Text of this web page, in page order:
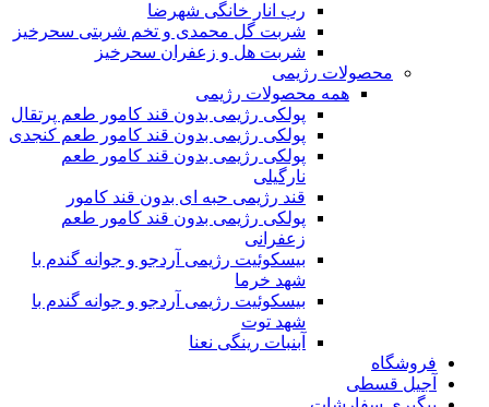
رب انار خانگی شهرضا
شربت گل محمدی و تخم شربتی سحرخیز
شربت هل و زعفران سحرخیز
محصولات رژیمی
همه محصولات رژیمی
پولکی رژیمی بدون قند کامور طعم پرتقال
پولکی رژیمی بدون قند کامور طعم کنجدی
پولکی رژیمی بدون قند کامور طعم
نارگیلی
قند رژیمی حبه ای بدون قند کامور
پولکی رژیمی بدون قند کامور طعم
زعفرانی
بيسکوئيت رژیمی آردجو و جوانه گندم با
شهد خرما
بيسکوئيت رژیمی آردجو و جوانه گندم با
شهد توت
آبنبات رینگی نعنا
فروشگاه
آجیل قسطی